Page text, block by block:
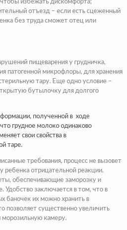
избежать дискомфорта;
отъезд – если есть сцеженный
без труда сможет отец или
пищеварения у грудничка,
патогенной микрофлоры, для хранения
тару. Еще одно условие –
бутылочку для долгого
полученной в ходе
грудное молоко одинаково
свои свойства в
таре.
требования, процесс не вызовет
ребенка отрицательной реакции.
обеспечивающие заморозку и
Удобство заключается в том, что в
баночек их можно хранить в
позволяет существенно увеличить
морозильную камеру.